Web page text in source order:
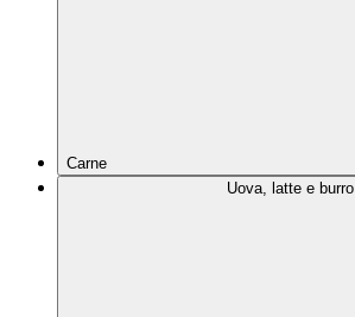
Carne
Uova, latte e burro